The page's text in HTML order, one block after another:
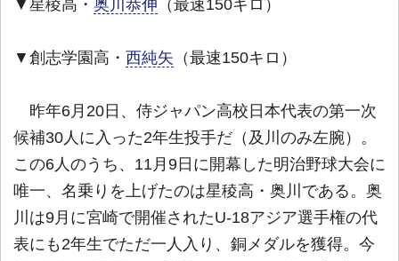
▼星稜高・ 奥川恭伸 （最速150キロ）
▼創志学園高・ 西純矢 （最速150キロ）
昨年6月20日、侍ジャパン高校日本代表の第一次
候補30人に入った2年生投手だ（及川のみ左腕）。
この6人のうち、11月9日に開幕した明治野球大会に
唯一、名乗りを上げたのは星稜高・奥川である。奥
川は9月に宮崎で開催されたU-18アジア選手権の代
表にも2年生でただ一人入り、銅メダルを獲得。今